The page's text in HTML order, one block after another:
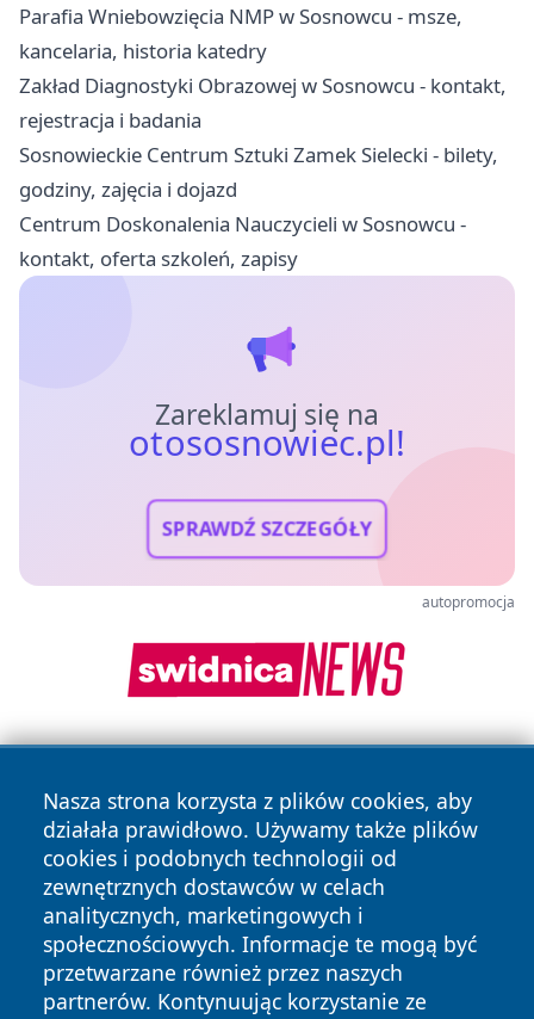
Parafia Wniebowzięcia NMP w Sosnowcu - msze,
kancelaria, historia katedry
Zakład Diagnostyki Obrazowej w Sosnowcu - kontakt,
rejestracja i badania
Sosnowieckie Centrum Sztuki Zamek Sielecki - bilety,
godziny, zajęcia i dojazd
Centrum Doskonalenia Nauczycieli w Sosnowcu -
kontakt, oferta szkoleń, zapisy
Zareklamuj się na
otososnowiec.pl!
SPRAWDŹ SZCZEGÓŁY
autopromocja
Nasza strona korzysta z plików cookies, aby
działała prawidłowo. Używamy także plików
cookies i podobnych technologii od
zewnętrznych dostawców w celach
analitycznych, marketingowych i
społecznościowych. Informacje te mogą być
przetwarzane również przez naszych
partnerów. Kontynuując korzystanie ze
Copyright © 2026 otososnowiec.pl Wszystkie prawa
zastrzeżone.
Polityka
Polityka